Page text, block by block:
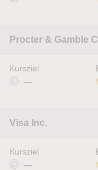
Procter & Gamble
Kursziel
—
Visa Inc.
Kursziel
—